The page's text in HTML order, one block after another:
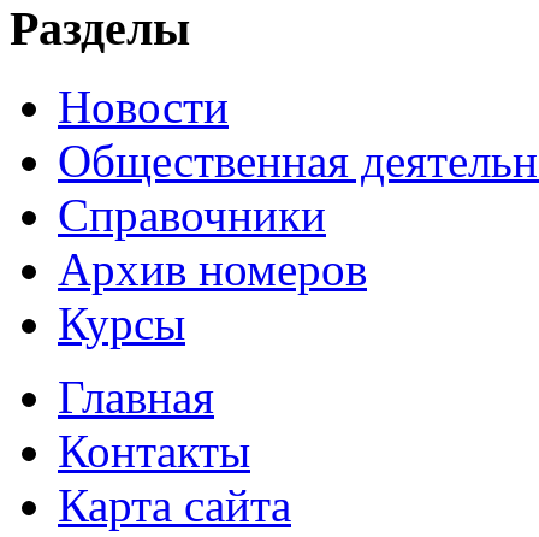
Разделы
Новости
Общественная
Справочники
Архив номеров
Курсы
Главная
Контакты
Карта сайта